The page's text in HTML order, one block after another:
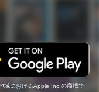
域におけるApple Inc.の商標で